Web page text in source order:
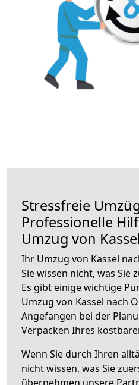
Stressfreie
Professionelle
Umzug von
Ihr Umzug von Kassel
Sie wissen nicht, was Sie
Es gibt einige wichtige
Umzug von Kassel nach
Angefangen bei der
Verpacken Ihres
Wenn Sie durch Ihren
nicht wissen, was Sie